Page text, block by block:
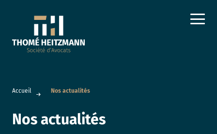
Accueil Nos actualités
Nos actualités